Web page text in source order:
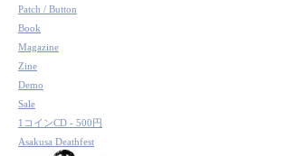
Patch / Button
Book
Magazine
Zine
Demo
Sale
1コインCD - 500円
Asakusa Deathfest